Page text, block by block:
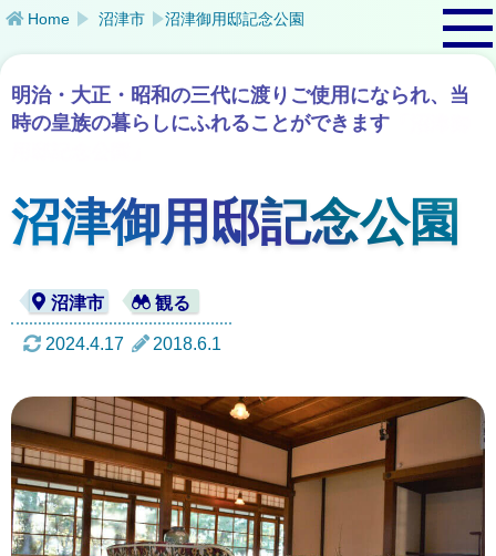
Home 沼津市 沼津御用邸記念公園
明治・大正・昭和の三代に渡りご使用になられ、当
時の皇族の暮らしにふれることができます
沼津御用邸記念公園
2024.4.17 2018.6.1